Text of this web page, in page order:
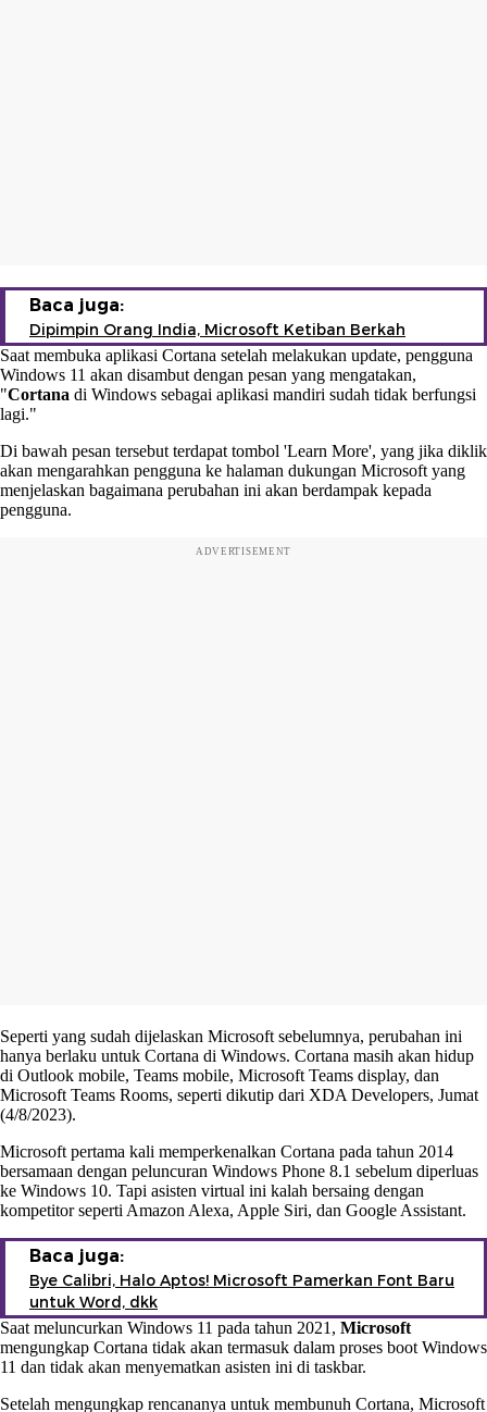
Baca juga:
Dipimpin Orang India, Microsoft Ketiban Berkah
Saat membuka aplikasi Cortana setelah melakukan update, pengguna
Windows 11 akan disambut dengan pesan yang mengatakan,
"Cortana di Windows sebagai aplikasi mandiri sudah tidak berfungsi
lagi."
Di bawah pesan tersebut terdapat tombol 'Learn More', yang jika diklik
akan mengarahkan pengguna ke halaman dukungan Microsoft yang
menjelaskan bagaimana perubahan ini akan berdampak kepada
pengguna.
ADVERTISEMENT
Seperti yang sudah dijelaskan Microsoft sebelumnya, perubahan ini
hanya berlaku untuk Cortana di Windows. Cortana masih akan hidup
di Outlook mobile, Teams mobile, Microsoft Teams display, dan
Microsoft Teams Rooms, seperti dikutip dari XDA Developers, Jumat
(4/8/2023).
Microsoft pertama kali memperkenalkan Cortana pada tahun 2014
bersamaan dengan peluncuran Windows Phone 8.1 sebelum diperluas
ke Windows 10. Tapi asisten virtual ini kalah bersaing dengan
kompetitor seperti Amazon Alexa, Apple Siri, dan Google Assistant.
Baca juga:
Bye Calibri, Halo Aptos! Microsoft Pamerkan Font Baru
untuk Word, dkk
Saat meluncurkan Windows 11 pada tahun 2021, Microsoft
mengungkap Cortana tidak akan termasuk dalam proses boot Windows
11 dan tidak akan menyematkan asisten ini di taskbar.
Setelah mengungkap rencananya untuk membunuh Cortana, Microsoft